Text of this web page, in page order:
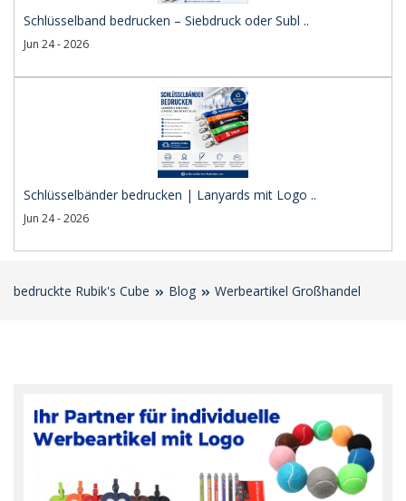
Schlüsselband bedrucken – Siebdruck oder Subl ..
Jun 24 - 2026
Schlüsselbänder bedrucken | Lanyards mit Logo ..
Jun 24 - 2026
bedruckte Rubik's Cube Blog Werbeartikel Großhandel